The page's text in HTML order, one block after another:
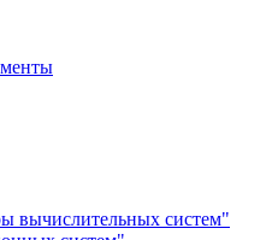
вычислительных систем"